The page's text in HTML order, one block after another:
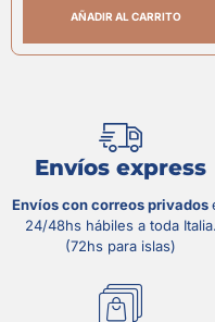
AÑADIR AL CARRITO
Envíos express
Envíos con correos privados
24/48hs hábiles a toda Italia.
(72hs para islas)